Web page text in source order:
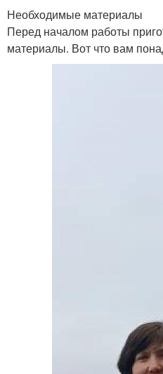
Необходимые материалы
Перед началом работы
материалы. Вот что вам